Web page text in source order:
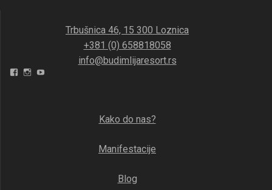
Trbušnica 46, 15 300 Loznica
+381 (0) 658818058
info@budimlijaresort.rs
Kako do nas?
Manifestacije
Blog